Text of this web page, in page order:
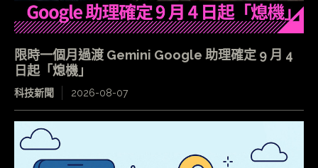
限時一個月過渡 Gemini Google 助理確定 9 月 4
日起「熄機」
科技新聞 2026-08-07